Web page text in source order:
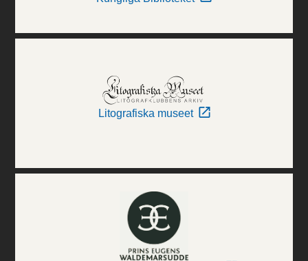
Litografiska museet